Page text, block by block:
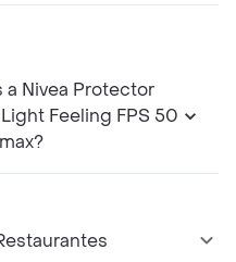
Nivea Protector
Feeling FPS 50